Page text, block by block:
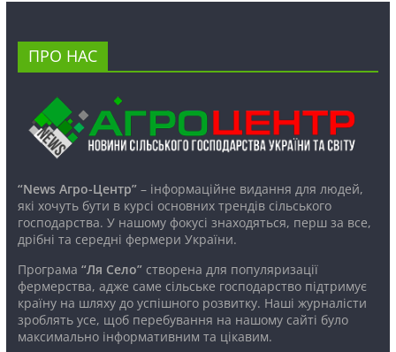
ПРО НАС
“News Агро-Центр”– інформаційне видання для людей,
які хочуть бути в курсі основних трендів сільського
господарства. У нашому фокусі знаходяться, перш за все,
дрібні та середні фермери України.
Програма “Ля Село”створена для популяризації
фермерства, адже саме сільське господарство підтримує
країну на шляху до успішного розвитку. Наші журналісти
зроблять усе, щоб перебування на нашому сайті було
максимально інформативним та цікавим.